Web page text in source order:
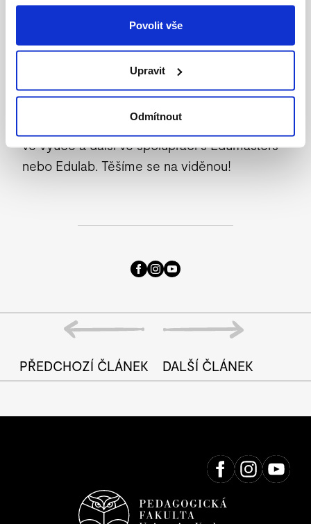
Povolit vše
Upravit
Odmítnout
fakulty UK, obor český jazyk – anglický jazyk.
ředitel. Přednášející zároveň pořádá školení
formativního hodnocení, moderních metod
ve výuce a další ve spolupráci s Edumasters
nebo Edulab. Těšíme se na viděnou!
PŘEDCHOZÍ ČLÁNEK DALŠÍ ČLÁNEK